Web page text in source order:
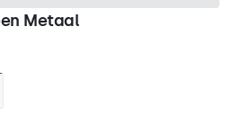
Metaal